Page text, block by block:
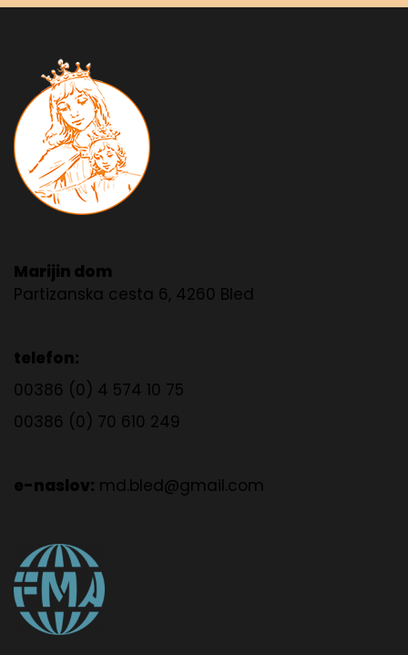
Marijin dom
Partizanska cesta 6, 4260 Bled
telefon:
00386 (0) 4 574 10 75
00386 (0) 70 610 249
e-naslov: md.bled@gmail.com